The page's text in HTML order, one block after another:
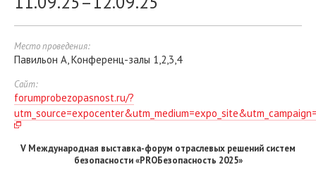
Место проведения:
Павильон A, Конференц-залы 1,2,3,4
Сайт:
forumprobezopasnost.ru/?
V Международная выставка-форум отраслевых решений систем
безопасности «PROБезопасность 2025»